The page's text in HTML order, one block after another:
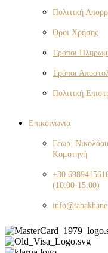
Πολιτική
Όροι Χρήσης
Τρόποι
Τρόποι
Πολιτική
Eπικοινωνια
Γεωρ.
Κομοτηνή
+30
(10:00-15:00)